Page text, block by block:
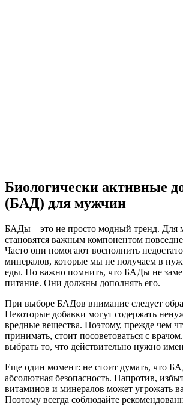
Биологически активные
(БАД) для мужчин
БАДы – это не просто модный тренд. Для
становятся важным компонентом
Часто они помогают восполнить
минералов, которые мы не получаем в
еды. Но важно помнить, что БАДы не
питание. Они должны дополнять его.
При выборе БАДов внимание следует
Некоторые добавки могут содержать
вредные вещества. Поэтому, прежде чем
принимать, стоит посоветоваться с
выбрать то, что действительно нужно
Еще один момент: не стоит думать, что
абсолютная безопасность. Напротив,
витаминов и минералов может угрожать
Поэтому всегда соблюдайте